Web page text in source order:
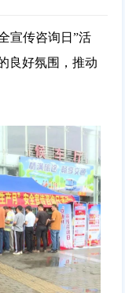
宣传咨询日”活
良好氛围，推动